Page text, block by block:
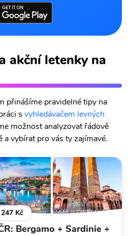
akční letenky na
přinášíme pravidelné tipy na
s vyhledávačem levných
možnost analyzovat řádově
vybírat pro vás ty zajímavé.
Kč
Bergamo + Sardinie +